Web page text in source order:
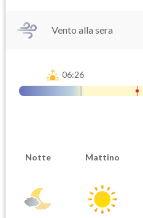
Vento alla sera
06:26
Notte Mattino